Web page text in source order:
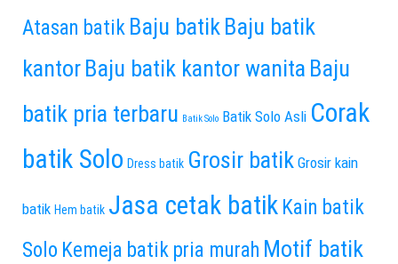
Atasan batik Baju batik Baju batik
kantor Baju batik kantor wanita Baju
batik pria terbaru Batik Solo Batik Solo Asli Corak
batik Solo Dress batik Grosir batik Grosir kain
batik Hem batik Jasa cetak batik Kain batik
Solo Kemeja batik pria murah Motif batik